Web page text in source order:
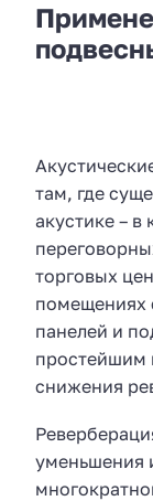
там, где
акустике – в
торговых
помещениях
панелей и
простейшим
снижения
уменьшения